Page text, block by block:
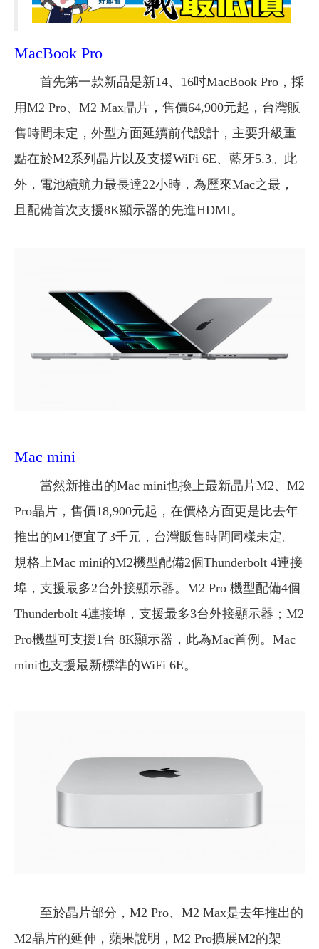
MacBook Pro
首先第一款新品是新14、16吋MacBook Pro，採
用M2 Pro、M2 Max晶片，售價64,900元起，台灣販
售時間未定，外型方面延續前代設計，主要升級重
點在於M2系列晶片以及支援WiFi 6E、藍牙5.3。此
外，電池續航力最長達22小時，為歷來Mac之最，
且配備首次支援8K顯示器的先進HDMI。
Mac mini
當然新推出的Mac mini也換上最新晶片M2、M2
Pro晶片，售價18,900元起，在價格方面更是比去年
推出的M1便宜了3千元，台灣販售時間同樣未定。
規格上Mac mini的M2機型配備2個Thunderbolt 4連接
埠，支援最多2台外接顯示器。M2 Pro 機型配備4個
Thunderbolt 4連接埠，支援最多3台外接顯示器；M2
Pro機型可支援1台 8K顯示器，此為Mac首例。Mac
mini也支援最新標準的WiFi 6E。
至於晶片部分，M2 Pro、M2 Max是去年推出的
M2晶片的延伸，蘋果說明，M2 Pro擴展M2的架